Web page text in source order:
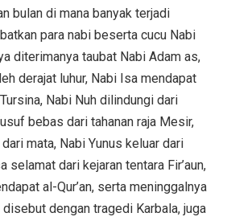
bulan di mana banyak terjadi
para nabi beserta cucu Nabi
diterimanya taubat Nabi Adam as,
derajat luhur, Nabi Isa mendapat
Nabi Nuh dilindungi dari
bebas dari tahanan raja Mesir,
dari mata, Nabi Yunus keluar dari
selamat dari kejaran tentara Fir’aun,
al-Qur’an, serta meninggalnya
disebut dengan tragedi Karbala, juga